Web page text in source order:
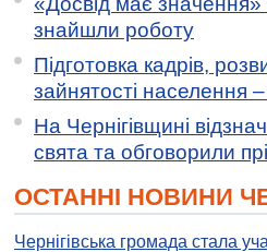
знайшли роботу
Підготовка кадрів,
зайнятості населення
На Чернігівщині
свята та обговорили
ОСТАННІ НОВИНИ
Чернігівська громада стала